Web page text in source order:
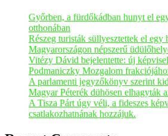
Győrben, a fürdőkádban hunyt el
otthonában
Részeg turisták süllyesztettek el egy
Magyarországon népszerű
Vitézy Dávid bejelentette: új
Podmaniczky Mozgalom
A parlamenti jegyzőkönyv szerint
Magyar Péterék dühösen elhagyták
A Tisza Párt úgy véli, a fideszes
csatlakozhatnának hozzájuk.